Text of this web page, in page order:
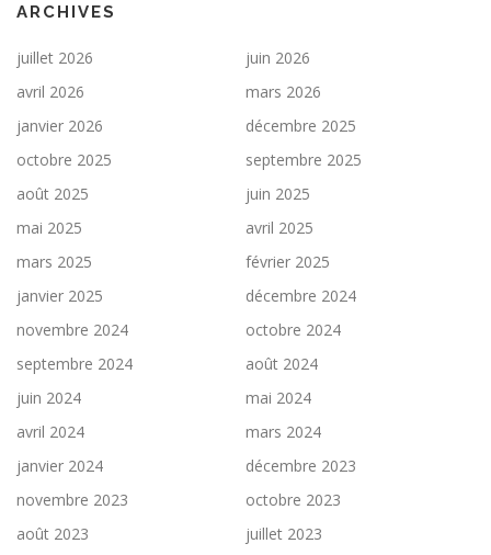
ARCHIVES
juillet 2026
juin 2026
avril 2026
mars 2026
janvier 2026
décembre 2025
octobre 2025
septembre 2025
août 2025
juin 2025
mai 2025
avril 2025
mars 2025
février 2025
janvier 2025
décembre 2024
novembre 2024
octobre 2024
septembre 2024
août 2024
juin 2024
mai 2024
avril 2024
mars 2024
janvier 2024
décembre 2023
novembre 2023
octobre 2023
août 2023
juillet 2023